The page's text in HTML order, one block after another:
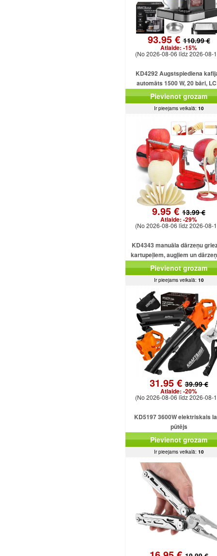
93.95 €110.99 €
Atlaide: -15%
(No 2026-08-06 līdz 2026-08-
KD4292 Augstspiediena
automāts 1500 W, 20 bāri,
displejs
Pievienot grozam
Ir pieejams veikalā: 10
9.95 € 13.99 €
Atlaide: -29%
(No 2026-08-06 līdz 2026-08-
KD4343 manuāla dārzeņu
kartupeļiem, augļiem un
Pievienot grozam
Ir pieejams veikalā: 10
31.95 €39.99 €
Atlaide: -20%
(No 2026-08-06 līdz 2026-08-
KD5197 3600W elektriskais
pūtējs
Pievienot grozam
Ir pieejams veikalā: 10